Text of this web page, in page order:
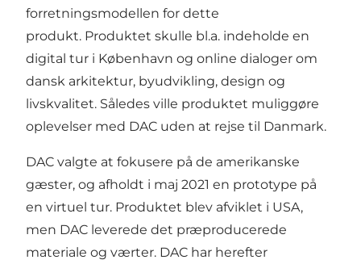
forretningsmodellen for dette
produkt. Produktet skulle bl.a. indeholde en
digital tur i København og online dialoger om
dansk arkitektur, byudvikling, design og
livskvalitet. Således ville produktet muliggøre
oplevelser med DAC uden at rejse til Danmark.
DAC valgte at fokusere på de amerikanske
gæster, og afholdt i maj 2021 en prototype på
en virtuel tur. Produktet blev afviklet i USA,
men DAC leverede det præproducerede
materiale og værter. DAC har herefter